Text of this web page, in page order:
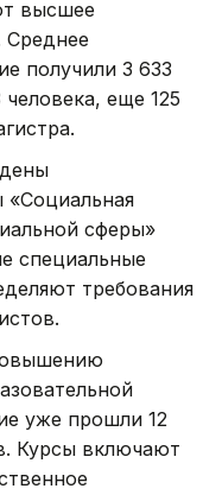
высшее
Среднее
получили 3 633
еще 125
«Социальная
сферы»
специальные
требования
уже прошли 12
Курсы включают